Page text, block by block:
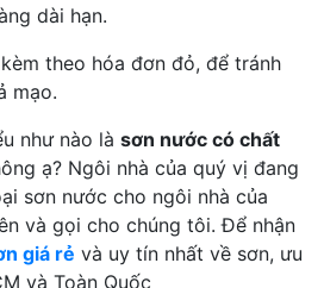
dài hạn.
theo hóa đơn đỏ, để tránh
mạo.
như nào là sơn nước có chất
ạ? Ngôi nhà của quý vị đang
sơn nước cho ngôi nhà của
và gọi cho chúng tôi. Để nhận
giá rẻ và uy tín nhất về sơn, ưu
và Toàn Quốc